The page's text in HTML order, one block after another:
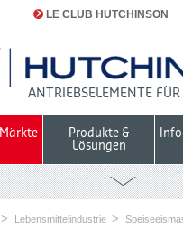
LE CLUB HUTCHINSON
ANTRIEBSELEMENTE
Märkte
Produkte &
Lösungen
Lebensmittelindustrie